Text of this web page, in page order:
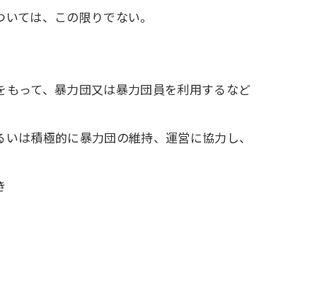
ては、この限りでない。
って、暴力団又は暴力団員を利用するなど
は積極的に暴力団の維持、運営に協力し、